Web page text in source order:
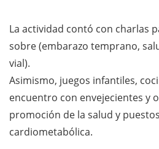
La actividad contó con charlas
sobre (embarazo temprano,
vial).
Asimismo, juegos infantiles,
encuentro con envejecientes y
promoción de la salud y
cardiometabólica.